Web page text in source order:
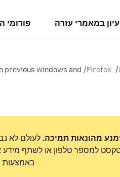
עיון במאמרי עזרה פורומי
Firefox
previous windows and...
מהונאות תמיכה. לעולם לא
למספר טלפון או לשתף מידע
באמצעות